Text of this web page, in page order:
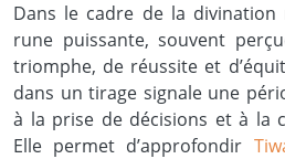
Dans le cadre de la divination
rune puissante, souvent
triomphe, de réussite et
dans un tirage signale une
à la prise de décisions et à la
Elle permet d’approfondir